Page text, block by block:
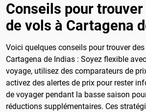
Conseils pour
de vols à Cartagena
Voici quelques conseils pour trouver
Cartagena de Indias : Soyez flexible
voyage, utilisez des comparateurs de
activez des alertes de prix pour rester
de voyager pendant la basse saison
réductions supplémentaires. Ces